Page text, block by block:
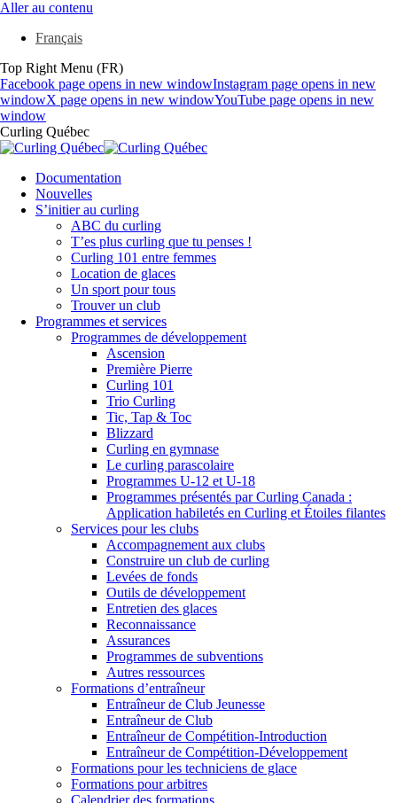
Aller au contenu
Français
Top Right Menu (FR)
Facebook page opens in new windowInstagram page opens in new
windowX page opens in new windowYouTube page opens in new
window
Curling Québec
Documentation
Nouvelles
S’initier au curling
ABC du curling
T’es plus curling que tu penses !
Curling 101 entre femmes
Location de glaces
Un sport pour tous
Trouver un club
Programmes et services
Programmes de développement
Ascension
Première Pierre
Curling 101
Trio Curling
Tic, Tap & Toc
Blizzard
Curling en gymnase
Le curling parascolaire
Programmes U-12 et U-18
Programmes présentés par Curling Canada :
Application habiletés en Curling et Étoiles filantes
Services pour les clubs
Accompagnement aux clubs
Construire un club de curling
Levées de fonds
Outils de développement
Entretien des glaces
Reconnaissance
Assurances
Programmes de subventions
Autres ressources
Formations d’entraîneur
Entraîneur de Club Jeunesse
Entraîneur de Club
Entraîneur de Compétition-Introduction
Entraîneur de Compétition-Développement
Formations pour les techniciens de glace
Formations pour arbitres
Calendrier des formations